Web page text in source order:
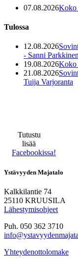
07.08.2026Koko
Tulossa
12.08.2026
- Sanni
19.08.2026Koko
21.08.2026
Tuija Varjoranta
Tutustu
lisää
Facebookissa!
Ystävyyden Majatalo
Kalkkilantie 74
25110 KRUUSILA
Lähestymisohjeet
Puh. 050 362 3710
Yhteydenottolomake